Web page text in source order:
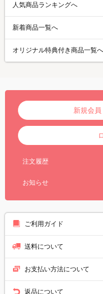
人気商品ランキングへ
新着商品一覧へ
オリジナル特典付き商品一覧へ
新規会
注文履歴
お知らせ
ご利用ガイド
送料について
お支払い方法について
返品について